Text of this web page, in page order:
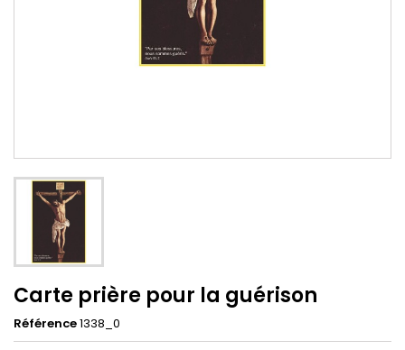
Carte prière pour la guérison
Référence1338_0